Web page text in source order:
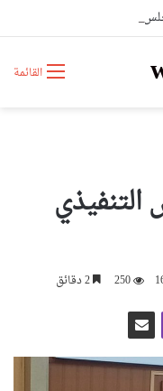
القائمة
250